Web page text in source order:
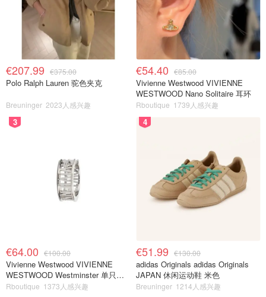
€207.99 €375.00
Polo Ralph Lauren 驼色夹克
Breuninger 2023人感兴趣
€54.40 €85.00
Vivienne Westwood VIVIENNE
WESTWOOD Nano Solitaire 耳环
Rboutique 1739人感兴趣
3
€64.00 €100.00
Vivienne Westwood VIVIENNE
WESTWOOD Westminster 单只耳
环
Rboutique 1373人感兴趣
4
€51.99 €130.00
adidas Originals adidas Originals
JAPAN 休闲运动鞋 米色
Breuninger 1214人感兴趣